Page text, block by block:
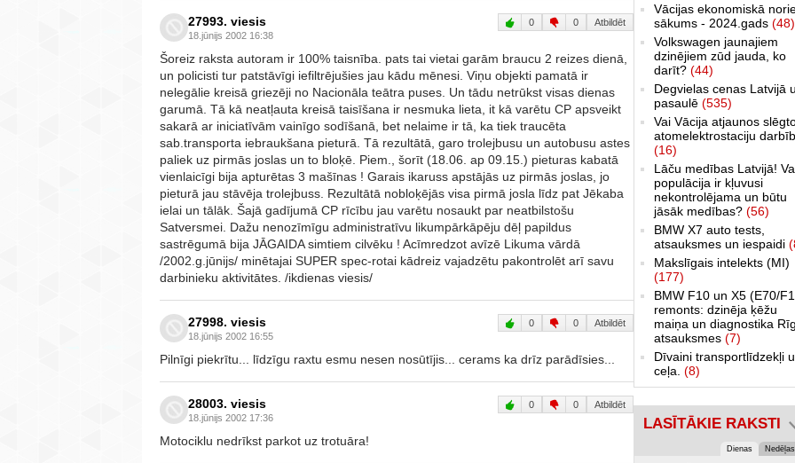
27993. viesis
18.jūnijs 2002 16:38
0 0 Atbildēt
Šoreiz raksta autoram ir 100% taisnība. pats tai vietai garām braucu 2 reizes dienā,
un policisti tur patstāvīgi iefiltrējušies jau kādu mēnesi. Viņu objekti pamatā ir
nelegālie kreisā griezēji no Nacionāla teātra puses. Un tādu netrūkst visas dienas
garumā. Tā kā neatļauta kreisā taisīšana ir nesmuka lieta, it kā varētu CP apsveikt
sakarā ar iniciatīvām vainīgo sodīšanā, bet nelaime ir tā, ka tiek traucēta
sab.transporta iebraukšana pieturā. Tā rezultātā, garo trolejbusu un autobusu astes
paliek uz pirmās joslas un to bloķē. Piem., šorīt (18.06. ap 09.15.) pieturas kabatā
vienlaicīgi bija apturētas 3 mašīnas ! Garais ikaruss apstājās uz pirmās joslas, jo
pieturā jau stāvēja trolejbuss. Rezultātā nobloķējās visa pirmā josla līdz pat Jēkaba
ielai un tālāk. Šajā gadījumā CP rīcību jau varētu nosaukt par neatbilstošu
Satversmei. Dažu nenozīmīgu administratīvu likumpārkāpēju dēļ papildus
sastrēgumā bija JĀGAIDA simtiem cilvēku ! Acīmredzot avīzē Likuma vārdā
/2002.g.jūnijs/ minētajai SUPER spec-rotai kādreiz vajadzētu pakontrolēt arī savu
darbinieku aktivitātes. /ikdienas viesis/
27998. viesis
18.jūnijs 2002 16:55
0 0 Atbildēt
Pilnīgi piekrītu... līdzīgu raxtu esmu nesen nosūtījis... cerams ka drīz parādīsies...
28003. viesis
18.jūnijs 2002 17:36
0 0 Atbildēt
Motociklu nedrīkst parkot uz trotuāra!
Vācijas ekonomiskā
sākums - 2024.gads (48)
Volkswagen jaunajiem
dzinējiem zūd jauda, ko
darīt? (44)
Degvielas cenas Latvijā
pasaulē (535)
Vai Vācija atjaunos
atomelektrostaciju
(16)
Lāču medības Latvijā!
populācija ir kļuvusi
nekontrolējama un būtu
jāsāk medības? (56)
BMW X7 auto tests,
atsauksmes un iespaidi
Makslīgais intelekts (MI)
(177)
BMW F10 un X5 (E70/
remonts: dzinēja ķēžu
maiņa un diagnostika
atsauksmes (7)
Dīvaini transportlīdzekļi
ceļa. (8)
LASĪTĀKIE RAKSTI
Dienas Nedēļas